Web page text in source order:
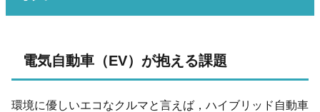
電気自動車（EV）が抱える課題
環境に優しいエコなクルマと言えば，ハイブリッド自動車